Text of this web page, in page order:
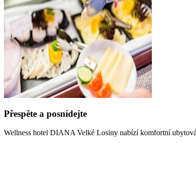
Přespěte a posnídejte
Wellness hotel DIANA Velké Losiny nabízí komfortní